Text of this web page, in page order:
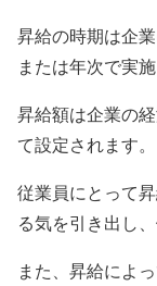
昇給の時期は企
または年次で実施
昇給額は企業の
て設定されます。
従業員にとって
る気を引き出し
また、昇給によ